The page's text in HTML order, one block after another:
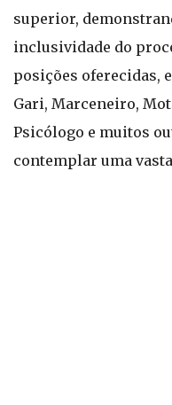
superior,
inclusividade do
posições oferecidas,
Gari, Marceneiro,
Psicólogo e muitos
contemplar uma